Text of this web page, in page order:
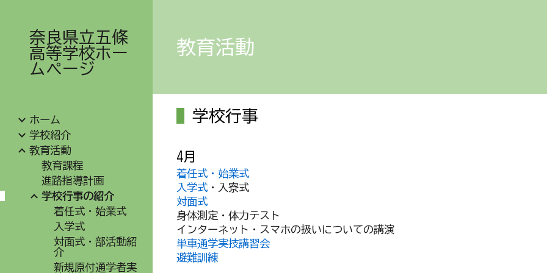
奈良県立五條
高等学校ホー
ムページ
ホーム
学校紹介
教育活動
教育課程
進路指導計画
学校行事の紹介
着任式・始業式
入学式
対面式・部活動紹
介
新規原付通学者実
教育活動
学校行事
4月
着任式・始業式
入学式・入寮式
対面式
身体測定・体力テスト
インターネット・スマホの扱いについての講演
単車通学実技講習会
避難訓練